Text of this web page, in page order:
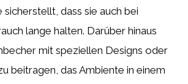
sicherstellt, dass sie auch bei
lange halten. Darüber hinaus
mit speziellen Designs oder
beitragen, das Ambiente in einem